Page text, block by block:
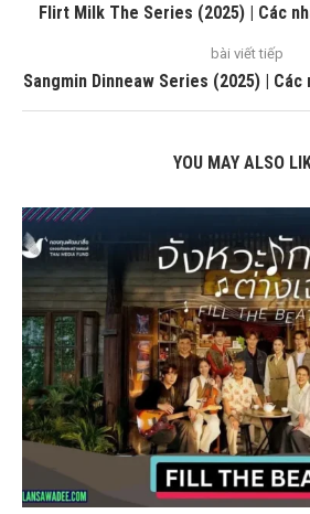
Flirt Milk The Series (2025) | Các
bài viết tiếp
Sangmin Dinneaw Series (2025) |
YOU MAY ALSO